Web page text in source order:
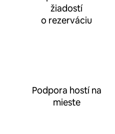
žiadostí
o rezerváciu
Podpora hostí na
mieste